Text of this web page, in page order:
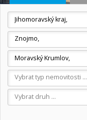
Jihomoravský kraj,
Znojmo,
Moravský Krumlov,
Vybrat typ nemovitosti ...
Vybrat druh ...